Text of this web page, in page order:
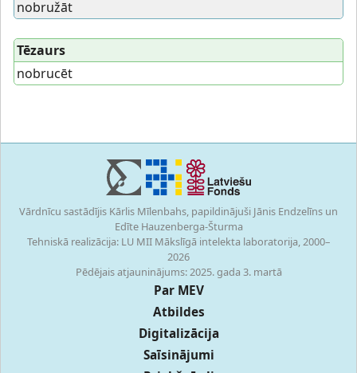
nobružāt
Tēzaurs
nobrucēt
Vārdnīcu sastādījis Kārlis Mīlenbahs, papildinājuši Jānis Endzelīns un
Edīte Hauzenberga-Šturma
Tehniskā realizācija: LU MII Mākslīgā intelekta laboratorija, 2000–
2026
Pēdējais atjauninājums: 2025. gada 3. martā
Par MEV
Atbildes
Digitalizācija
Saīsinājumi